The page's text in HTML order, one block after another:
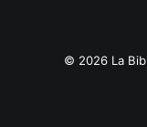
© 2026 La